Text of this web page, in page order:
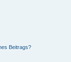
Beitrags?